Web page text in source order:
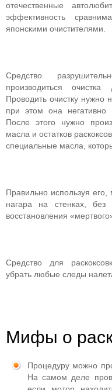
отечественные
эффективность
японскими очистителями.
Средство
производиться
Проводить очистку нужно
при этом она негативно
После этого нужно
масла и остатков
специальные масла,
Правильно используя
нагара на стенках, без
восстановления
Средство для
убрать любые следы
Мифы о
Процедуру можно
На самом деле